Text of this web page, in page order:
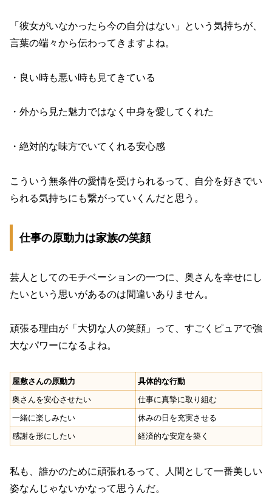
「彼女がいなかったら今の自分はない」という気持ちが、
言葉の端々から伝わってきますよね。
・良い時も悪い時も見てきている
・外から見た魅力ではなく中身を愛してくれた
・絶対的な味方でいてくれる安心感
こういう無条件の愛情を受けられるって、自分を好きでい
られる気持ちにも繋がっていくんだと思う。
仕事の原動力は家族の笑顔
芸人としてのモチベーションの一つに、奥さんを幸せにし
たいという思いがあるのは間違いありません。
頑張る理由が「大切な人の笑顔」って、すごくピュアで強
大なパワーになるよね。
屋敷さんの原動力
具体的な行動
奥さんを安心させたい
仕事に真摯に取り組む
一緒に楽しみたい
休みの日を充実させる
感謝を形にしたい
経済的な安定を築く
私も、誰かのために頑張れるって、人間として一番美しい
姿なんじゃないかなって思うんだ。